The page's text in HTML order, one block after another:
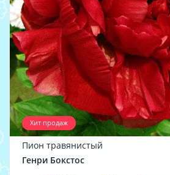
Хит продаж
Пион травянистый
Генри Бокстос